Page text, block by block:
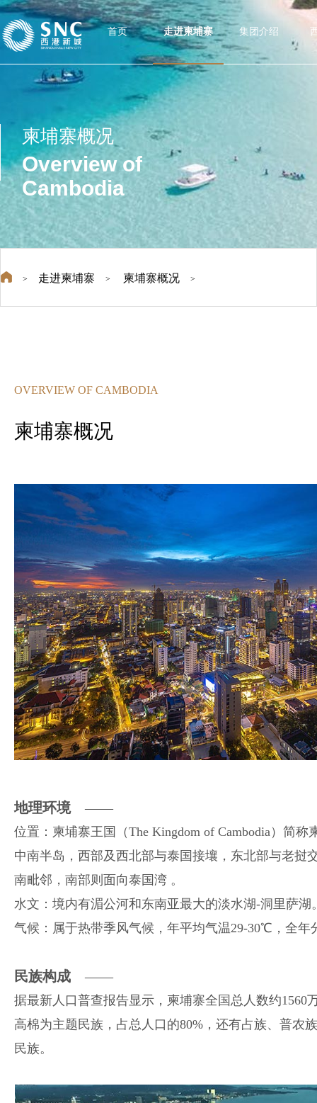
首页 走进柬埔寨 集团介绍
Overview of
Cambodia
柬埔寨概况
> 走进柬埔寨 > 柬埔寨概况 >
OVERVIEW OF CAMBODIA
柬埔寨概况
地理环境——
位置：柬埔寨王国（The Kingdom of Cambodia）简称
中南半岛，西部及西北部与泰国接壤，东北部与老挝
南毗邻，南部则面向泰国湾 。
水文：境内有湄公河和东南亚最大的淡水湖-洞里萨湖
气候：属于热带季风气候，年平均气温29-30℃，全年
民族构成 ——
据最新人口普查报告显示，柬埔寨全国总人数约1560
高棉为主题民族，占总人口的80%，还有占族、普农
民族。